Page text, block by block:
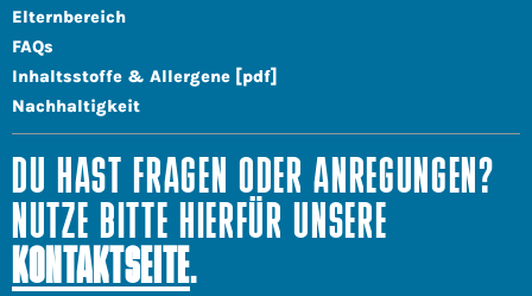
Elternbereich
FAQs
Inhaltsstoffe & Allergene [pdf]
Nachhaltigkeit
DU HAST FRAGEN ODER ANREGUNGEN?
NUTZE BITTE HIERFÜR UNSERE
KONTAKTSEITE.